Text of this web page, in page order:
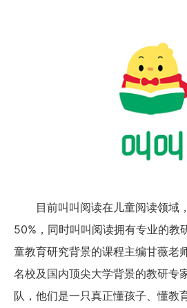
目前叫叫阅读在儿童阅读领域
50%，同时叫叫阅读拥有专业的教
童教育研究背景的课程主编甘薇老
名校及国内顶尖大学背景的教研专
队，他们是一只真正懂孩子、懂教